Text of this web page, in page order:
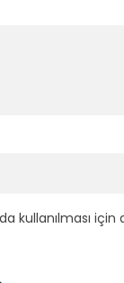
kullanılması